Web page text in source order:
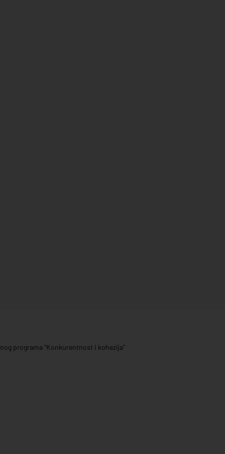
programa "Konkurentnost i kohezija"